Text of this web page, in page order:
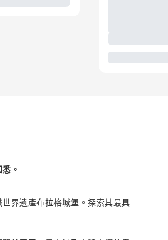
。
界遺產布拉格城堡。探索其最具